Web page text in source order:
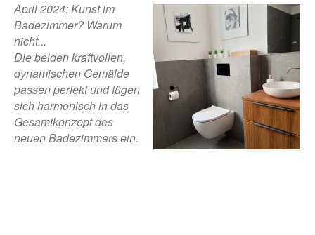
April 2024: Kunst im
Badezimmer? Warum
nicht...
Die beiden kraftvollen,
dynamischen Gemälde
passen perfekt und fügen
sich harmonisch in das
Gesamtkonzept des
neuen Badezimmers ein.